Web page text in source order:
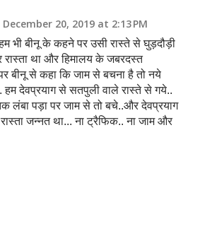
December 20, 2019 at 2:13 PM
भी बीनू के कहने पर उसी रास्ते से घुड़दौड़ी
था और हिमालय के जबरदस्त
बीनू से कहा कि जाम से बचना है तो नये
देवप्रयाग से सतपुली वाले रास्ते से गये..
लंबा पड़ा पर जाम से तो बचे..और देवप्रयाग
जन्नत था... ना ट्रैफिक.. ना जाम और